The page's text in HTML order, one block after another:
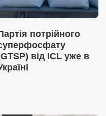
потрійного
від ICL уже в